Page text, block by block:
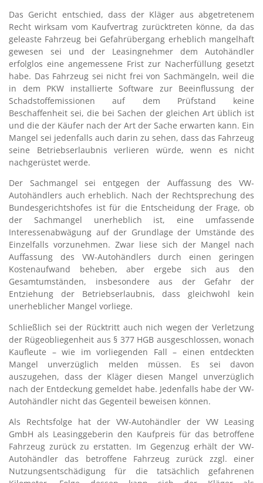
Das Gericht entschied, dass der Kläger aus abgetretenem
Recht wirksam vom Kaufvertrag zurücktreten könne, da das
geleaste Fahrzeug bei Gefahrübergang erheblich mangelhaft
gewesen sei und der Leasingnehmer dem Autohändler
erfolglos eine angemessene Frist zur Nacherfüllung gesetzt
habe. Das Fahrzeug sei nicht frei von Sachmängeln, weil die
in dem PKW installierte Software zur Beeinflussung der
Schadstoffemissionen auf dem Prüfstand keine
Beschaffenheit sei, die bei Sachen der gleichen Art üblich ist
und die der Käufer nach der Art der Sache erwarten kann. Ein
Mangel sei jedenfalls auch darin zu sehen, dass das Fahrzeug
seine Betriebserlaubnis verlieren würde, wenn es nicht
nachgerüstet werde.
Der Sachmangel sei entgegen der Auffassung des VW-
Autohändlers auch erheblich. Nach der Rechtsprechung des
Bundesgerichtshofes ist für die Entscheidung der Frage, ob
der Sachmangel unerheblich ist, eine umfassende
Interessenabwägung auf der Grundlage der Umstände des
Einzelfalls vorzunehmen. Zwar liese sich der Mangel nach
Auffassung des VW-Autohändlers durch einen geringen
Kostenaufwand beheben, aber ergebe sich aus den
Gesamtumständen, insbesondere aus der Gefahr der
Entziehung der Betriebserlaubnis, dass gleichwohl kein
unerheblicher Mangel vorliege.
Schließlich sei der Rücktritt auch nich wegen der Verletzung
der Rügeobliegenheit aus § 377 HGB ausgeschlossen, wonach
Kaufleute – wie im vorliegenden Fall – einen entdeckten
Mangel unverzüglich melden müssen. Es sei davon
auszugehen, dass der Kläger diesen Mangel unverzüglich
nach der Entdeckung gemeldet habe. Jedenfalls habe der VW-
Autohändler nicht das Gegenteil beweisen können.
Als Rechtsfolge hat der VW-Autohändler der VW Leasing
GmbH als Leasinggeberin den Kaufpreis für das betroffene
Fahrzeug zurück zu erstatten. Im Gegenzug erhält der VW-
Autohändler das betroffene Fahrzeug zurück zzgl. einer
Nutzungsentschädigung für die tatsächlich gefahrenen